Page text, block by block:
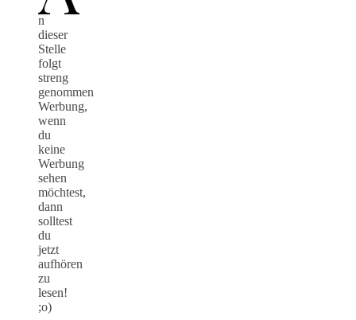
n
dieser
Stelle
folgt
streng
genommen
Werbung,
wenn
du
keine
Werbung
sehen
möchtest,
dann
solltest
du
jetzt
aufhören
zu
lesen!
;o)